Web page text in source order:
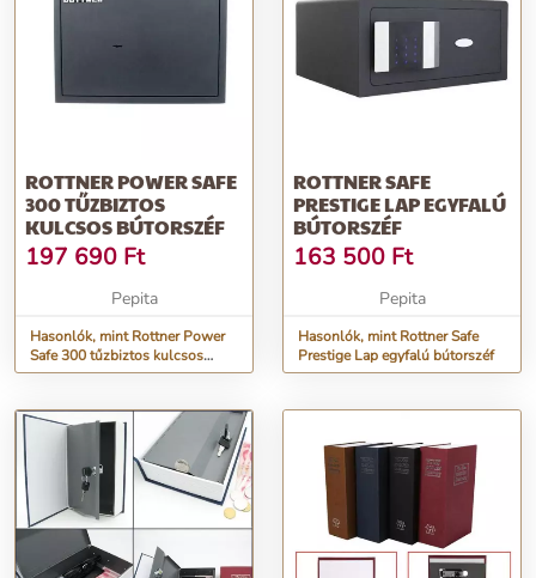
ROTTNER POWER SAFE
300 TŰZBIZTOS
KULCSOS BÚTORSZÉF
197 690 Ft
Pepita
Hasonlók, mint Rottner Power
Safe 300 tűzbiztos kulcsos
bútorszéf
ROTTNER SAFE
PRESTIGE LAP EGYFALÚ
BÚTORSZÉF
163 500 Ft
Pepita
Hasonlók, mint Rottner Safe
Prestige Lap egyfalú bútorszéf